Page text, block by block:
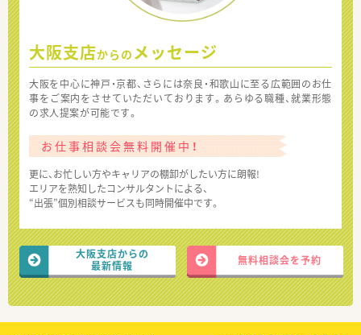
大阪支店からの メッセージ
大阪を中心に神戸・京都、さらには奈良・和歌山に至る広範囲のお仕
事をご案内をさせていただいております。あらゆる職種、就業形態
の求人提案が可能です。
お仕事相談会無料開催中！
更に、お忙しい方やキャリアの棚卸がしたい方に朗報!
エリアを熟知したコンサルタントによる、
“出張”個別相談サービスも同時開催中です。
大阪支店からの
最新情報
無料相談会を予約